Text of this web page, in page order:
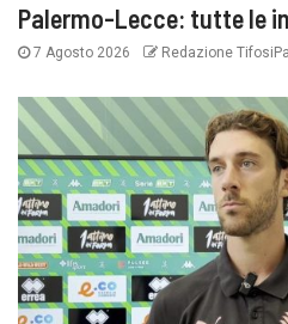
Palermo-Lecce: tutte le
7 Agosto 2026 Redazione